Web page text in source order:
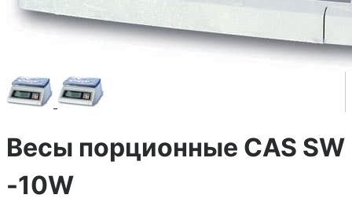
Весы порционные CAS SW
-10W